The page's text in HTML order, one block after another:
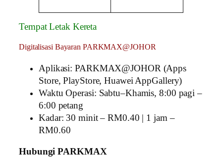
Tempat Letak Kereta
Digitalisasi Bayaran PARKMAX@JOHOR
Aplikasi: PARKMAX@JOHOR (Apps
Store, PlayStore, Huawei AppGallery)
Waktu Operasi: Sabtu–Khamis, 8:00 pagi –
6:00 petang
Kadar: 30 minit – RM0.40 | 1 jam –
RM0.60
Hubungi PARKMAX